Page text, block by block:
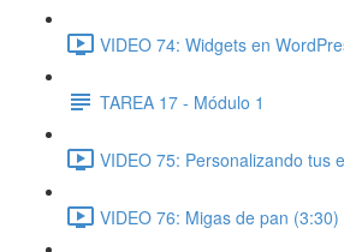
VIDEO 74: Widgets en
TAREA 17 - Módulo 1
VIDEO 75: Personalizando tus
VIDEO 76: Migas de pan (3:30)